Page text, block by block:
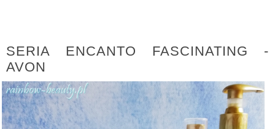
SERIA ENCANTO FASCINATING -
AVON